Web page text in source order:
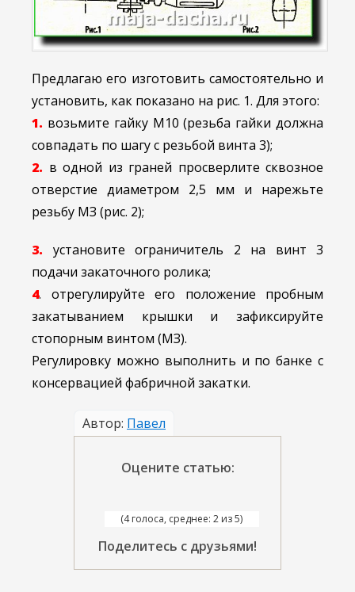
Предлагаю его изготовить самостоятельно и
установить, как показано на рис. 1. Для этого:
1. возьмите гайку М10 (резьба гайки должна
совпадать по шагу с резьбой винта 3);
2. в одной из граней просверлите сквозное
отверстие диаметром 2,5 мм и нарежьте
резьбу МЗ (рис. 2);
3. установите ограничитель 2 на винт 3
подачи закаточного ролика;
4. отрегулируйте его положение пробным
закатыванием крышки и зафиксируйте
стопорным винтом (МЗ).
Регулировку можно выполнить и по банке с
консервацией фабричной закатки.
Автор: Павел
Оцените статью:
(4 голоса, среднее: 2 из 5)
Поделитесь с друзьями!